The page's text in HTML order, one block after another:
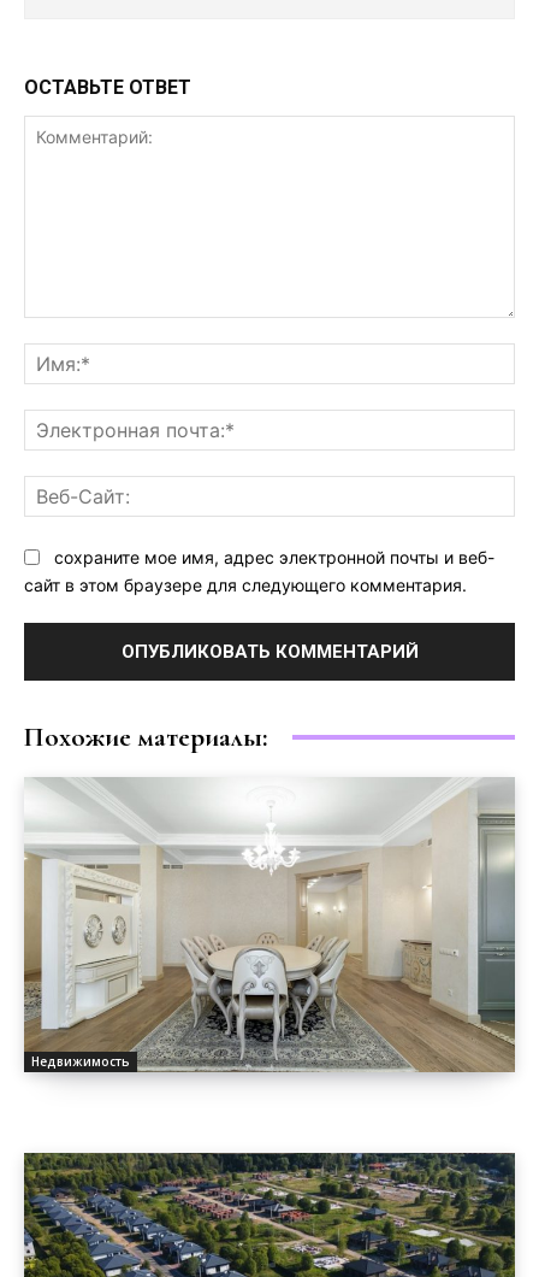
ОСТАВЬТЕ ОТВЕТ
сохраните мое имя, адрес электронной почты и веб-
сайт в этом браузере для следующего комментария.
Похожие материалы:
Недвижимость